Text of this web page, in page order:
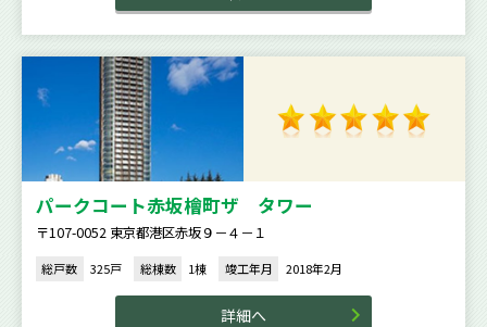
パークコート赤坂檜町ザ タワー
〒107-0052 東京都港区赤坂９－４－１
総戸数 325戸 総棟数 1棟 竣工年月 2018年2月
詳細へ